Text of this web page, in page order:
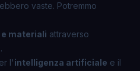
vaste. Potremmo
materiali attraverso
l'intelligenza artificiale e il